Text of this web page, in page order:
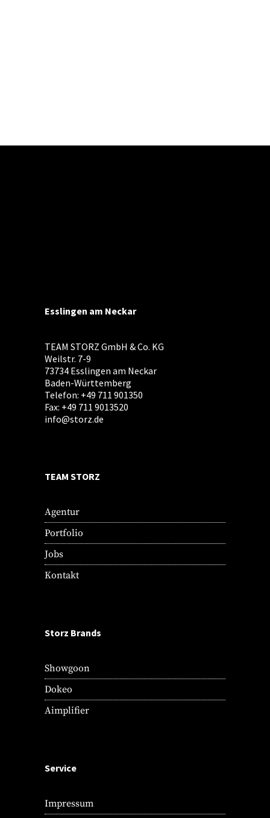
Esslingen am Neckar
TEAM STORZ GmbH & Co. KG
Weilstr. 7-9
73734 Esslingen am Neckar
Baden-Württemberg
Telefon: +49 711 901350
Fax: +49 711 9013520
info@storz.de
TEAM STORZ
Agentur
Portfolio
Jobs
Kontakt
Storz Brands
Showgoon
Dokeo
Aimplifier
Service
Impressum